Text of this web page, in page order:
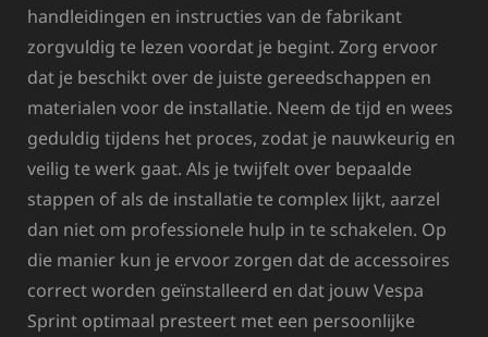
handleidingen en instructies van de fabrikant
zorgvuldig te lezen voordat je begint. Zorg ervoor
dat je beschikt over de juiste gereedschappen en
materialen voor de installatie. Neem de tijd en wees
geduldig tijdens het proces, zodat je nauwkeurig en
veilig te werk gaat. Als je twijfelt over bepaalde
stappen of als de installatie te complex lijkt, aarzel
dan niet om professionele hulp in te schakelen. Op
die manier kun je ervoor zorgen dat de accessoires
correct worden geïnstalleerd en dat jouw Vespa
Sprint optimaal presteert met een persoonlijke